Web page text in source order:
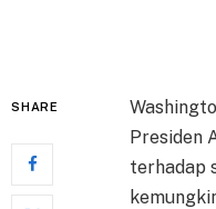
SHARE
Presiden
terhadap